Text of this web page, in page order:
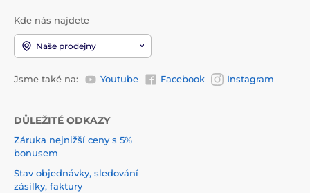
Kde nás najdete
Naše prodejny
Jsme také na: Youtube Facebook Instagram
DŮLEŽITÉ ODKAZY
Záruka nejnižší ceny s 5%
bonusem
Stav objednávky, sledování
zásilky, faktury